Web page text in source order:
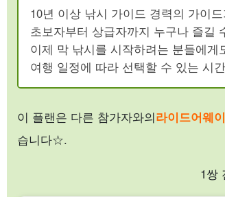
10년 이상 낚시 가이드 경력의 가이
초보자부터 상급자까지 누구나 즐길
이제 막 낚시를 시작하려는 분들에게
여행 일정에 따라 선택할 수 있는 시
이 플랜은 다른 참가자와의라이드어웨
습니다☆.
1쌍